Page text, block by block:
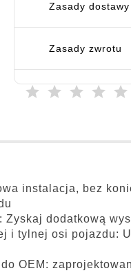
Zasady dostawy
Zasady zwrotu
instalacja, bez
Zyskaj dodatkową
i tylnej osi pojazdu:
OEM: